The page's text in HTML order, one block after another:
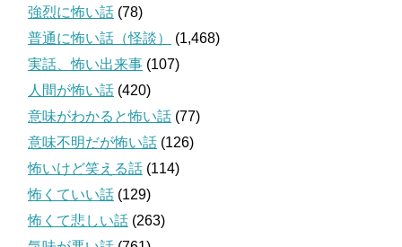
強烈に怖い話 (78)
普通に怖い話（怪談）
(1,468)
実話、怖い出来事 (107)
人間が怖い話 (420)
意味がわかると怖い話 (77)
意味不明だが怖い話 (126)
怖いけど笑える話 (114)
怖くていい話 (129)
怖くて悲しい話 (263)